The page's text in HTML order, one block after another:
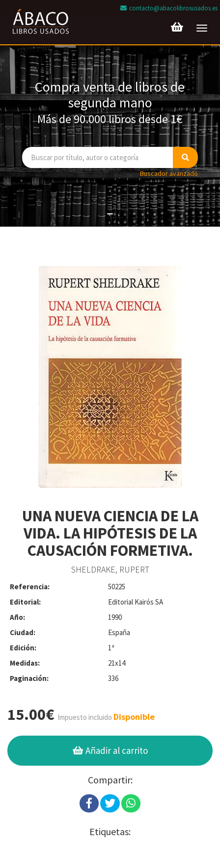
contacto@abacolibrosusados.es
Compra venta de libros de
segunda mano
Más de 90.000 libros desde 1€
Buscador avanzado
UNA NUEVA CIENCIA DE LA
VIDA. LA HIPÓTESIS DE LA
CAUSACIÓN FORMETIVA.
SHELDRAKE, RUPERT
Referencia:
50225
Editorial:
Editorial Kairós SA
Año:
1990
Ciudad:
España
Edición:
1ª
Medidas:
21x14
Paginación:
336
15.00€ Impuesto incluido Disponible
Añadir al carrito
Compartir:
Etiquetas: